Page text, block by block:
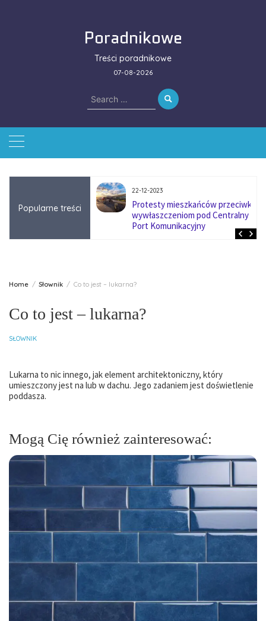
Poradnikowe
Treści poradnikowe
07-08-2026
Search
for:
Popularne treści
się na zmianę
w firmach
22-12-2023
Protesty mieszkańców przeciwko
wywłaszczeniom pod Centralny
Port Komunikacyjny
Home Słownik Co to jest – lukarna?
Co to jest – lukarna?
SŁOWNIK
Lukarna to nic innego, jak element architektoniczny, który
umieszczony jest na lub w dachu. Jego zadaniem jest doświetlenie
poddasza.
Mogą Cię również zainteresować: